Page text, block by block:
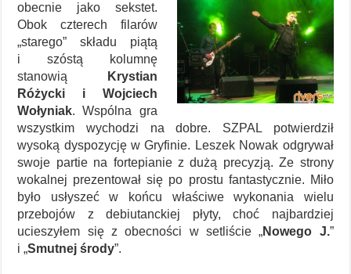
obecnie jako sekstet.
Obok czterech filarów
„starego” składu piątą
i szóstą kolumnę
stanowią
Krystian
Różycki i Wojciech
Wołyniak. Wspólna gra
wszystkim wychodzi na dobre. SZPAL potwierdził
wysoką dyspozycję w Gryfinie. Leszek Nowak odgrywał
swoje partie na fortepianie z dużą precyzją. Ze strony
wokalnej prezentował się po prostu fantastycznie. Miło
było usłyszeć w końcu właściwe wykonania wielu
przebojów z debiutanckiej płyty, choć najbardziej
ucieszyłem się z obecności w setliście „Nowego J.”
i „Smutnej środy”.